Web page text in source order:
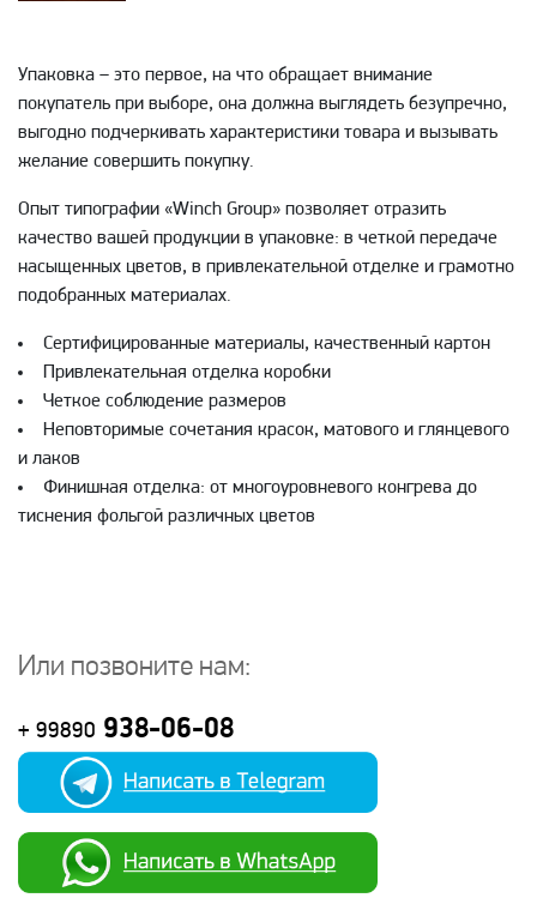
Упаковка – это первое, на что обращает внимание
покупатель при выборе, она должна выглядеть безупречно,
выгодно подчеркивать характеристики товара и вызывать
желание совершить покупку.
Опыт типографии «Winch Group» позволяет отразить
качество вашей продукции в упаковке: в четкой передаче
насыщенных цветов, в привлекательной отделке и грамотно
подобранных материалах.
Сертифицированные материалы, качественный картон
Привлекательная отделка коробки
Четкое соблюдение размеров
Неповторимые сочетания красок, матового и глянцевого
и лаков
Финишная отделка: от многоуровневого конгрева до
тиснения фольгой различных цветов
Или позвоните нам:
+ 99890 938-06-08